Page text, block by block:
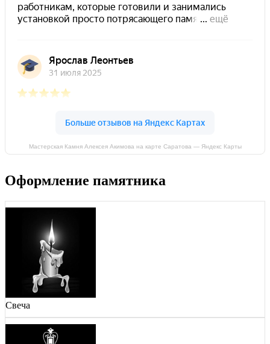
Мастерская Камня Алексея Акимова на карте Саратова — Яндекс Карты
Оформление памятника
Свеча